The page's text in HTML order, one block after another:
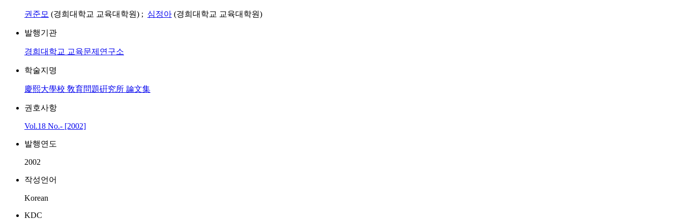
권준모 (경희대학교 교육대학원) ; 심정아 (경희대학교 교육대학원)
발행기관
경희대학교 교육문제연구소
학술지명
慶熙大學校 敎育問題硏究所 論文集
권호사항
Vol.18 No.- [2002]
발행연도
2002
작성언어
Korean
KDC